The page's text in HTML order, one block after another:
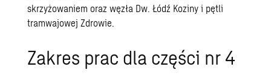
skrzyżowaniem oraz węzła Dw. Łódź Koziny i pętli
tramwajowej Zdrowie.
Zakres prac dla części nr 4